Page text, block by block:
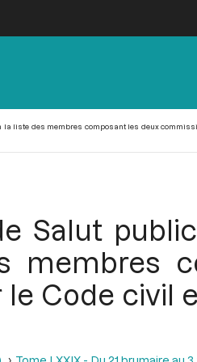
liste des membres composant les deux
Salut
membres
Code civil